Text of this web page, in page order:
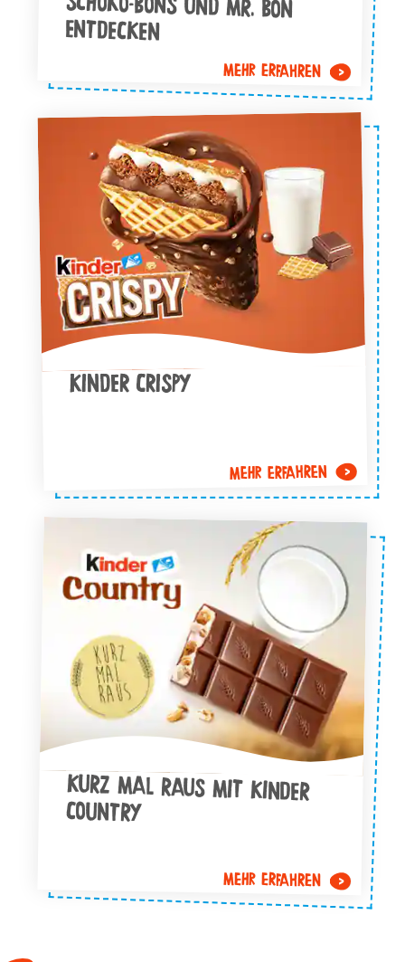
ENTDECKEN
MEHR ERFAHREN
KINDER CRISPY
MEHR ERFAHREN
KURZ MAL RAUS MIT KINDER
COUNTRY
MEHR ERFAHREN